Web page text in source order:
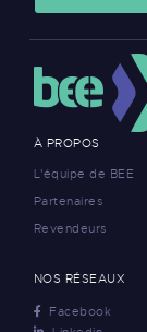
À PROPOS
L'équipe de BEE
Partenaires
Revendeurs
NOS RÉSEAUX
Facebook